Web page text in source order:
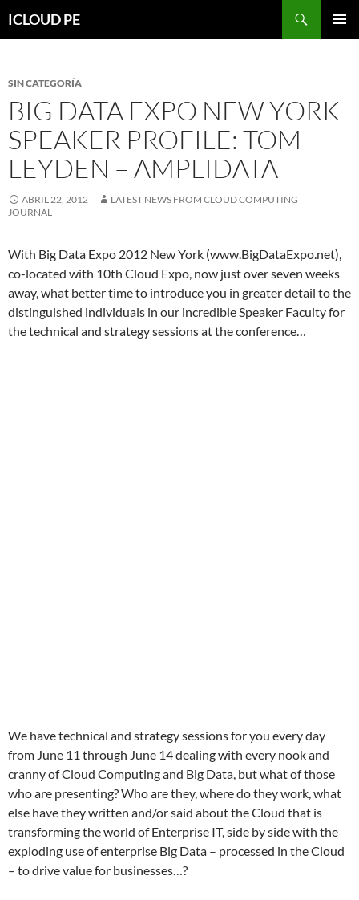
hacia
ICLOUD PE
SIN CATEGORÍA
BIG DATA EXPO NEW YORK
SPEAKER PROFILE: TOM
LEYDEN – AMPLIDATA
ABRIL 22, 2012
LATEST NEWS FROM CLOUD COMPUTING
JOURNAL
With Big Data Expo 2012 New York (www.BigDataExpo.net),
co-located with 10th Cloud Expo, now just over seven weeks
away, what better time to introduce you in greater detail to the
distinguished individuals in our incredible Speaker Faculty for
the technical and strategy sessions at the conference…
We have technical and strategy sessions for you every day
from June 11 through June 14 dealing with every nook and
cranny of Cloud Computing and Big Data, but what of those
who are presenting? Who are they, where do they work, what
else have they written and/or said about the Cloud that is
transforming the world of Enterprise IT, side by side with the
exploding use of enterprise Big Data – processed in the Cloud
– to drive value for businesses…?